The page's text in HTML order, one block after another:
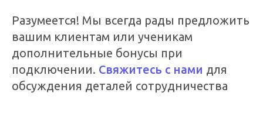
Разумеется! Мы всегда рады предложить
вашим клиентам или ученикам
дополнительные бонусы при
подключении. Свяжитесь с нами для
обсуждения деталей сотрудничества